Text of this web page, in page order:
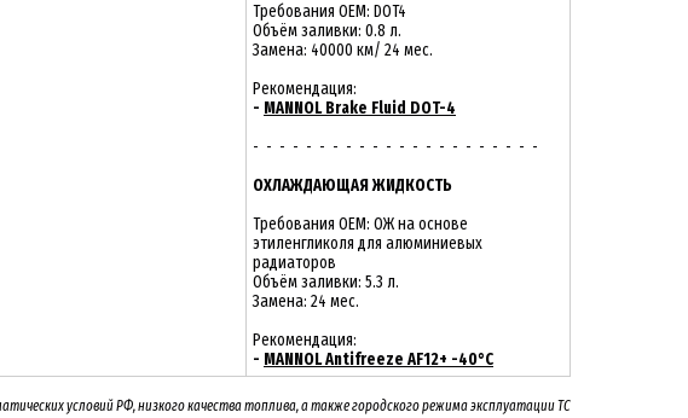
Требования OEM: DOT4
Объём заливки: 0.8 л.
Замена: 40000 км/ 24 мес.
Рекомендация:
- MANNOL Brake Fluid DOT-4
- - - - - - - - - - - - - - - - - - - - - -
ОХЛАЖДАЮЩАЯ ЖИДКОСТЬ
Требования OEM: ОЖ на основе
этиленгликоля для алюминиевых
радиаторов
Объём заливки: 5.3 л.
Замена: 24 мес.
Рекомендация:
- MANNOL Antifreeze AF12+ -40°C
условий РФ, низкого качества топлива, а также городского режима эксплуатации ТС